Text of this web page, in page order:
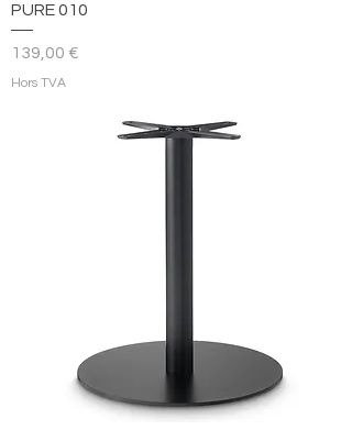
PURE 010
Prix
139,00 €
Hors TVA